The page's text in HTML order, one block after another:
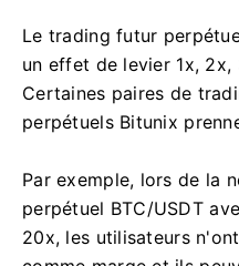
Le trading futur
un effet de levier 1x, 2x,
Certaines paires de
perpétuels Bitunix
Par exemple, lors de la
perpétuel BTC/USDT
20x, les utilisateurs